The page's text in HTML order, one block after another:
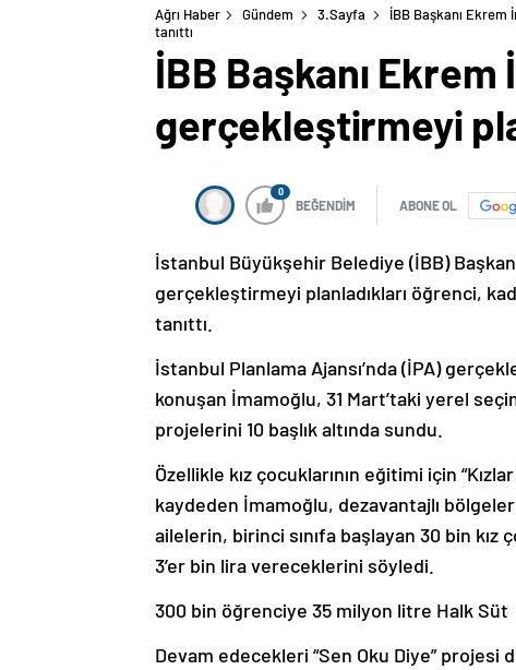
Ağrı Haber Gündem 3.Sayfa
İBB Başkanı
tanıttı
İBB Başkanı
gerçekleştirmeyi
0
BEĞENDİM ABONE OL
İstanbul Büyükşehir Belediye (İBB)
gerçekleştirmeyi planladıkları öğrenci,
tanıttı.
İstanbul Planlama Ajansı’nda (İPA)
konuşan İmamoğlu, 31 Mart’taki yerel
projelerini 10 başlık altında sundu.
Özellikle kız çocuklarının eğitimi için
kaydeden İmamoğlu, dezavantajlı
ailelerin, birinci sınıfa başlayan 30 bin
3’er bin lira vereceklerini söyledi.
300 bin öğrenciye 35 milyon litre Halk Süt
Devam edecekleri “Sen Oku Diye”